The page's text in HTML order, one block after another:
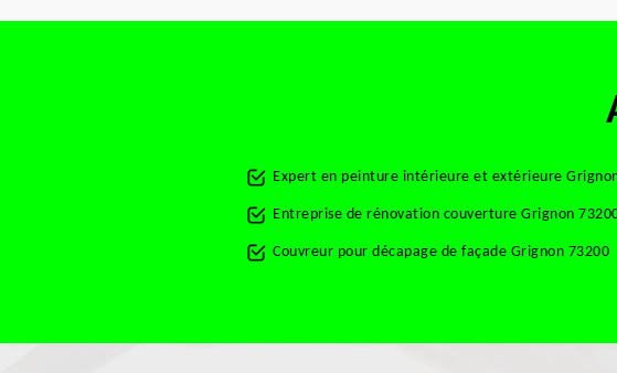
Expert en peinture intérieure et extérieure
Entreprise de rénovation couverture Grignon
Couvreur pour décapage de façade Grignon 73200